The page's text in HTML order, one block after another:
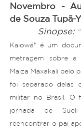
Novembro -
de Souza Tupã-Y
Sinopse:
Kaiowá" é um
metragem sobre
Maiza Maxakali pelo
foi separado delas
militar no Brasil. O
jornada de
reencontrar o pai